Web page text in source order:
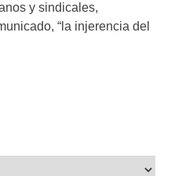
y sindicales,
“la injerencia del